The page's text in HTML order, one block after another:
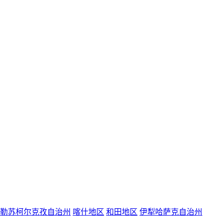
苏柯尔克孜自治州 喀什地区 和田地区 伊犁哈萨克自治州